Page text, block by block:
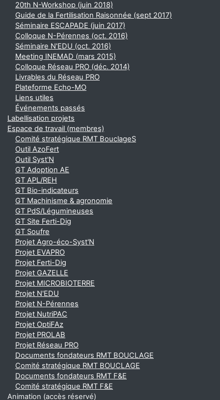
20th N-Workshop (juin 2018)
Guide de la Fertilisation Raisonnée (sept 2017)
Séminaire ESCAPADE (juin 2017)
Colloque N-Pérennes (oct. 2016)
Séminaire N'EDU (oct. 2016)
Meeting INEMAD (mars 2015)
Colloque Réseau PRO (déc. 2014)
Livrables du Réseau PRO
Plateforme Echo-MO
Liens utiles
Événements passés
Labellisation projets
Espace de travail (membres)
Comité stratégique RMT BouclageS
Outil AzoFert
Outil Syst'N
GT Adoption AE
GT APL/REH
GT Bio-indicateurs
GT Machinisme & agronomie
GT PdS/Légumineuses
GT Site Ferti-Dig
GT Soufre
Projet Agro-éco-Syst'N
Projet EVAPRO
Projet Ferti-Dig
Projet GAZELLE
Projet MICROBIOTERRE
Projet N'EDU
Projet N-Pérennes
Projet NutriPAC
Projet OptiFAz
Projet PROLAB
Projet Réseau PRO
Documents fondateurs RMT BOUCLAGE
Comité stratégique RMT BOUCLAGE
Documents fondateurs RMT F&E
Comité stratégique RMT F&E
Animation (accès réservé)